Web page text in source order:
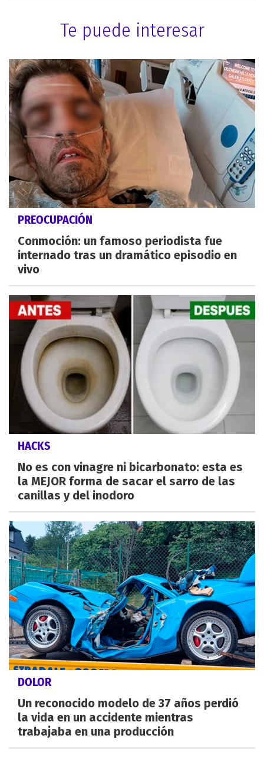
Te puede interesar
PREOCUPACIÓN
Conmoción: un famoso periodista fue
internado tras un dramático episodio en
vivo
HACKS
No es con vinagre ni bicarbonato: esta es
la MEJOR forma de sacar el sarro de las
canillas y del inodoro
DOLOR
Un reconocido modelo de 37 años perdió
la vida en un accidente mientras
trabajaba en una producción